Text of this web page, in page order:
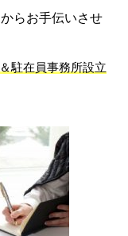
らお手伝いさせ
駐在員事務所設立